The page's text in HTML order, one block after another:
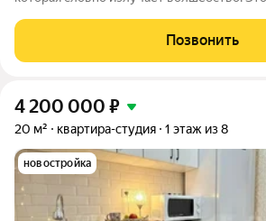
Квартира расположена в современном
видами. Это место, где
Позвонить
4 200 000 ₽
20 м² квартира-студия 1 этаж из 8
новостройка